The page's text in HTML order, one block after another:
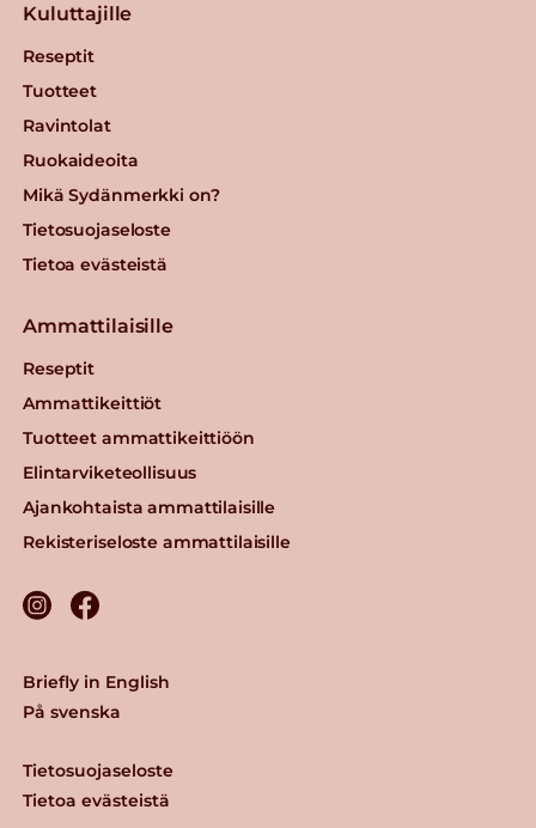
Kuluttajille
Reseptit
Tuotteet
Ravintolat
Ruokaideoita
Mikä Sydänmerkki on?
Tietosuojaseloste
Tietoa evästeistä
Ammattilaisille
Reseptit
Ammattikeittiöt
Tuotteet ammattikeittiöön
Elintarviketeollisuus
Ajankohtaista ammattilaisille
Rekisteriseloste ammattilaisille
Tietosuojaseloste
Tietoa evästeistä
Briefly in English
På svenska